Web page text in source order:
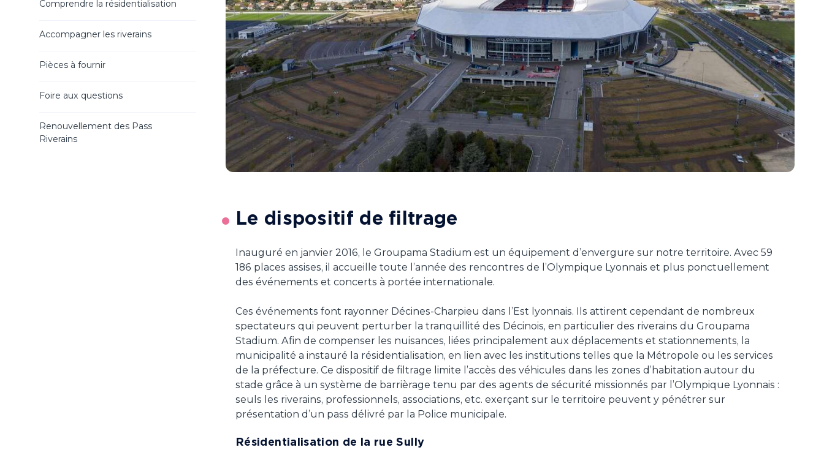
Comprendre la résidentialisation
Accompagner les riverains
Pièces à fournir
Foire aux questions
Renouvellement des Pass
Riverains
Le dispositif de filtrage
Inauguré en janvier 2016, le Groupama Stadium est un équipement d’envergure sur notre territoire. Avec 59
186 places assises, il accueille toute l’année des rencontres de l’Olympique Lyonnais et plus ponctuellement
des événements et concerts à portée internationale.
Ces événements font rayonner Décines-Charpieu dans l’Est lyonnais. Ils attirent cependant de nombreux
spectateurs qui peuvent perturber la tranquillité des Décinois, en particulier des riverains du Groupama
Stadium. Afin de compenser les nuisances, liées principalement aux déplacements et stationnements, la
municipalité a instauré la résidentialisation, en lien avec les institutions telles que la Métropole ou les services
de la préfecture. Ce dispositif de filtrage limite l’accès des véhicules dans les zones d’habitation autour du
stade grâce à un système de barrièrage tenu par des agents de sécurité missionnés par l’Olympique Lyonnais :
seuls les riverains, professionnels, associations, etc. exerçant sur le territoire peuvent y pénétrer sur
présentation d’un pass délivré par la Police municipale.
Résidentialisation de la rue Sully